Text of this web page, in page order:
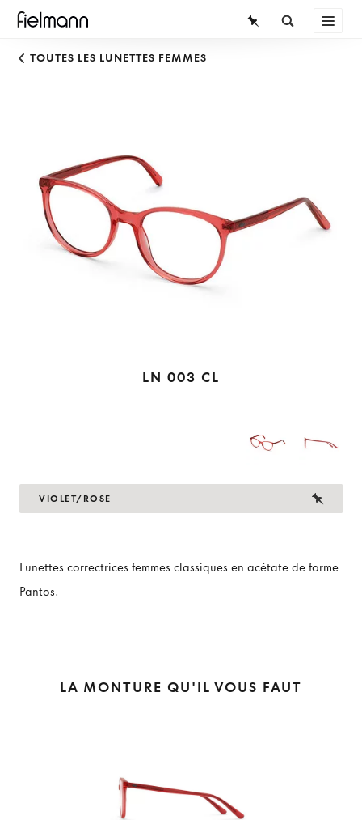
LUNETTES
CONNAISSANCES
SERVICE
TOUTES LES LUNETTES FEMMES
LN 003 CL
VIOLET/ROSE
Lunettes correctrices femmes classiques en acétate de forme
Pantos.
LA MONTURE QU'IL VOUS FAUT